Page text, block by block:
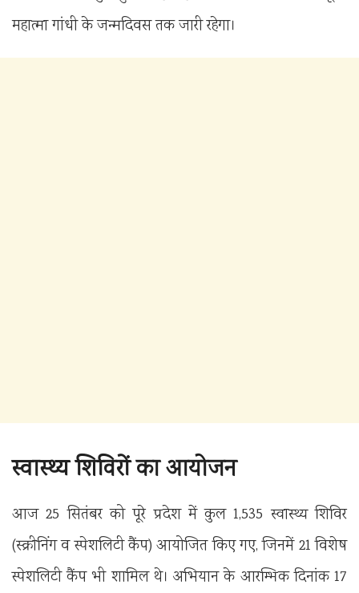
महात्मा गांधी के जन्मदिवस तक जारी रहेगा।
स्वास्थ्य शिविरों का आयोजन
आज 25 सितंबर को पूरे प्रदेश में कुल 1,535 स्वास्थ्य शिविर
(स्क्रीनिंग व स्पेशलिटी कैंप) आयोजित किए गए, जिनमें 21 विशेष
स्पेशलिटी कैंप भी शामिल थे। अभियान के आरम्भिक दिनांक 17